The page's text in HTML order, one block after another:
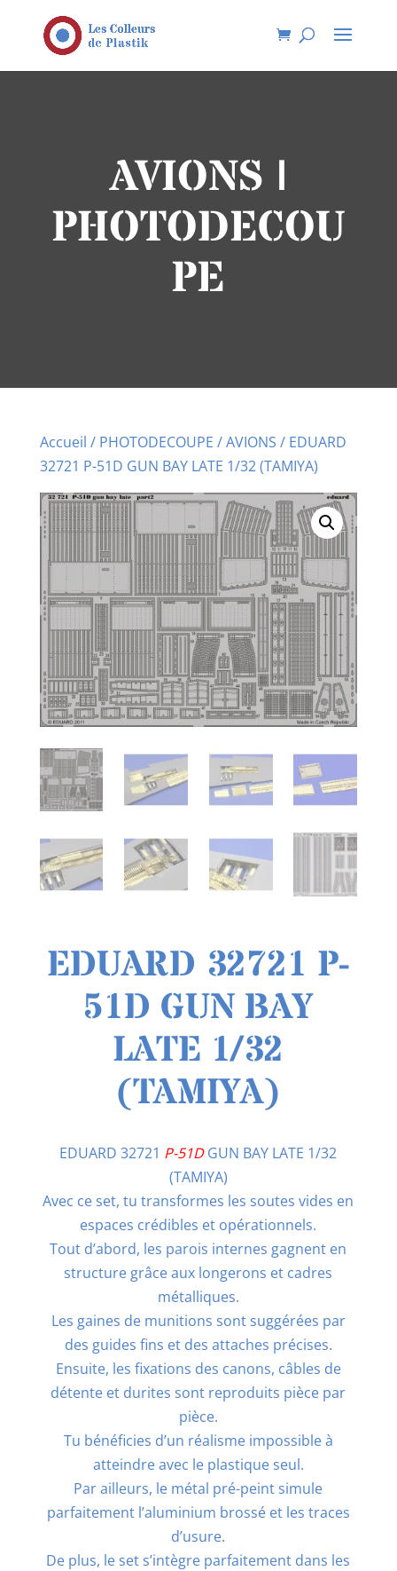
AVIONS |
PHOTODECOU
PE
Accueil / PHOTODECOUPE /AVIONS / EDUARD
32721 P-51D GUN BAY LATE 1/32 (TAMIYA)
EDUARD 32721 P-
51D GUN BAY
LATE 1/32
(TAMIYA)
EDUARD 32721 P-51DGUN BAY LATE 1/32
(TAMIYA)
Avec ce set, tu transformes les soutes vides en
espaces crédibles et opérationnels.
Tout d’abord, les parois internes gagnent en
structure grâce aux longerons et cadres
métalliques.
Les gaines de munitions sont suggérées par
des guides fins et des attaches précises.
Ensuite, les fixations des canons, câbles de
détente et durites sont reproduits pièce par
pièce.
Tu bénéficies d’un réalisme impossible à
atteindre avec le plastique seul.
Par ailleurs, le métal pré-peint simule
parfaitement l’aluminium brossé et les traces
d’usure.
De plus, le set s’intègre parfaitement dans les